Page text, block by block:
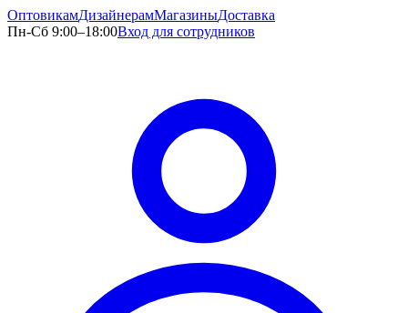
ОптовикамДизайнерамМагазиныДоставка
Пн-Сб 9:00–18:00Вход для сотрудников